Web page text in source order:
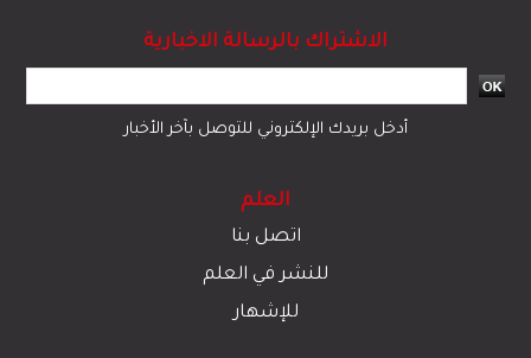
الاشتراك بالرسالة الاخبارية
أدخل بريدك الإلكتروني للتوصل بآخر الأخبار
العلم
اتصل بنا
للنشر في العلم
للإشهار